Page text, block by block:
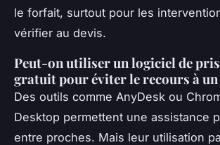
le forfait, surtout pour les
vérifier au devis.
Peut-on utiliser un logiciel de
gratuit pour éviter le recours à
Des outils comme AnyDesk ou
Desktop permettent une assistance
entre proches. Mais leur utilisation